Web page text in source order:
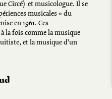
Circé)  et musicologue. Il se
musicales » du
en 1961. Ces
la fois comme la musique
et la musique d’un